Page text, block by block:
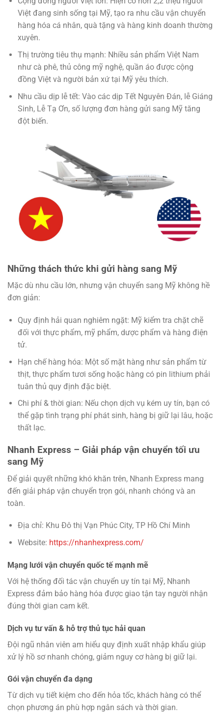
Việt đang sinh sống tại Mỹ, tạo ra nhu cầu vận chuyển
hàng hóa cá nhân, quà tặng và hàng kinh doanh thường
xuyên.
Thị trường tiêu thụ mạnh: Nhiều sản phẩm Việt Nam
như cà phê, thủ công mỹ nghệ, quần áo được cộng
đồng Việt và người bản xứ tại Mỹ yêu thích.
Nhu cầu dịp lễ tết: Vào các dịp Tết Nguyên Đán, lễ Giáng
Sinh, Lễ Tạ Ơn, số lượng đơn hàng gửi sang Mỹ tăng
đột biến.
Những thách thức khi gửi hàng sang Mỹ
Mặc dù nhu cầu lớn, nhưng vận chuyển sang Mỹ không hề
đơn giản:
Quy định hải quan nghiêm ngặt: Mỹ kiểm tra chặt chẽ
đối với thực phẩm, mỹ phẩm, dược phẩm và hàng điện
tử.
Hạn chế hàng hóa: Một số mặt hàng như sản phẩm từ
thịt, thực phẩm tươi sống hoặc hàng có pin lithium phải
tuân thủ quy định đặc biệt.
Chi phí & thời gian: Nếu chọn dịch vụ kém uy tín, bạn có
thể gặp tình trạng phí phát sinh, hàng bị giữ lại lâu, hoặc
thất lạc.
Nhanh Express – Giải pháp vận chuyển tối ưu
sang Mỹ
Để giải quyết những khó khăn trên, Nhanh Express mang
đến giải pháp vận chuyển trọn gói, nhanh chóng và an
toàn.
Địa chỉ: Khu Đô thị Vạn Phúc City, TP Hồ Chí Minh
Website: https://nhanhexpress.com/
Mạng lưới vận chuyển quốc tế mạnh mẽ
Với hệ thống đối tác vận chuyển uy tín tại Mỹ, Nhanh
Express đảm bảo hàng hóa được giao tận tay người nhận
đúng thời gian cam kết.
Dịch vụ tư vấn & hỗ trợ thủ tục hải quan
Đội ngũ nhân viên am hiểu quy định xuất nhập khẩu giúp
xử lý hồ sơ nhanh chóng, giảm nguy cơ hàng bị giữ lại.
Gói vận chuyển đa dạng
Từ dịch vụ tiết kiệm cho đến hỏa tốc, khách hàng có thể
chọn phương án phù hợp ngân sách và thời gian.